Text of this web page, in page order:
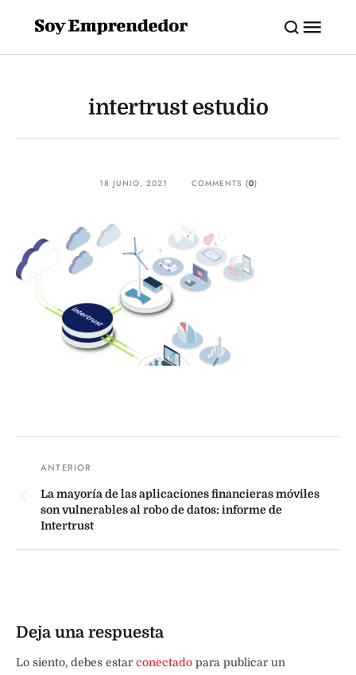
intertrust estudio
18 JUNIO, 2021 COMMENTS (0)
La mayoría de las aplicaciones financieras móviles
son vulnerables al robo de datos: informe de
Intertrust
Deja una respuesta
Lo siento, debes estarconectado para publicar un